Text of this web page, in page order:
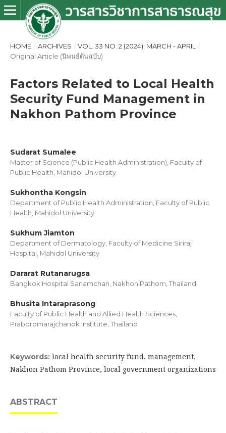
HOME / ARCHIVES / VOL. 33 NO. 2 (2024): MARCH - APRIL
/
Original Article (นิพนธ์ต้นฉบับ)
Factors Related to Local Health
Security Fund Management in
Nakhon Pathom Province
Sudarat Sumalee
Master of Science (Public Health Administration), Faculty of
Public Health, Mahidol University
Sukhontha Kongsin
Department of Public Health Administration, Faculty of Public
Health, Mahidol University
Sukhum Jiamton
Department of Dermatology, Faculty of Medicine Siriraj
Hospital, Mahidol University
Dararat Rutanarugsa
Bangkok Hospital Sanamchan, Nakhon Pathom, Thailand
Bhusita Intaraprasong
Faculty of Public Health and Allied Health Sciences,
Praboromarajchanok Institute, Thailand
Keywords: local health security fund, management,
Nakhon Pathom Province, local government organizations
ABSTRACT